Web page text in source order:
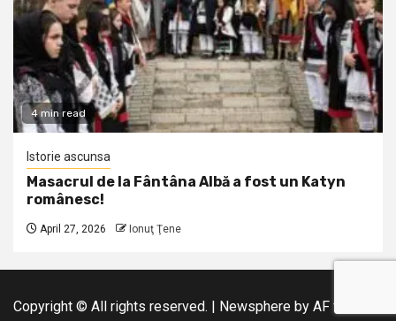
4 min read
Istorie ascunsa
Masacrul de la Fântâna Albă a fost un Katyn
românesc!
April 27, 2026 Ionuţ Ţene
Copyright © All rights reserved. Newsphere by AF themes.